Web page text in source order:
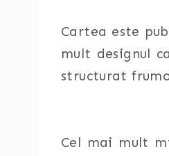
Cartea este
mult designul
structurat
Cel mai mult